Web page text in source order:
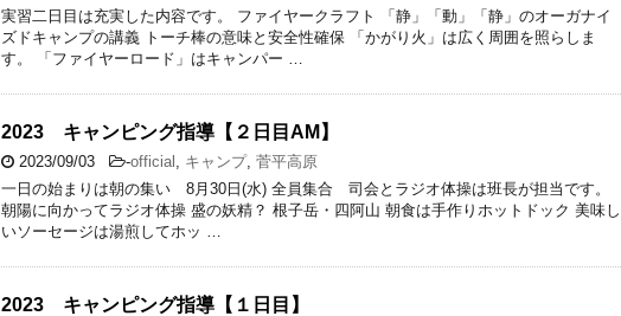
実習二日目は充実した内容です。 ファイヤークラフト 「静」「動」「静」のオーガナイ
ズドキャンプの講義 トーチ棒の意味と安全性確保 「かがり火」は広く周囲を照らしま
す。 「ファイヤーロード」はキャンパー …
2023 キャンピング指導【２日目AM】
2023/09/03 -official , キャンプ, 菅平高原
一日の始まりは朝の集い 8月30日(水) 全員集合 司会とラジオ体操は班長が担当です。
朝陽に向かってラジオ体操 盛の妖精？ 根子岳・四阿山 朝食は手作りホットドック 美味し
いソーセージは湯煎してホッ …
2023 キャンピング指導【１日目】